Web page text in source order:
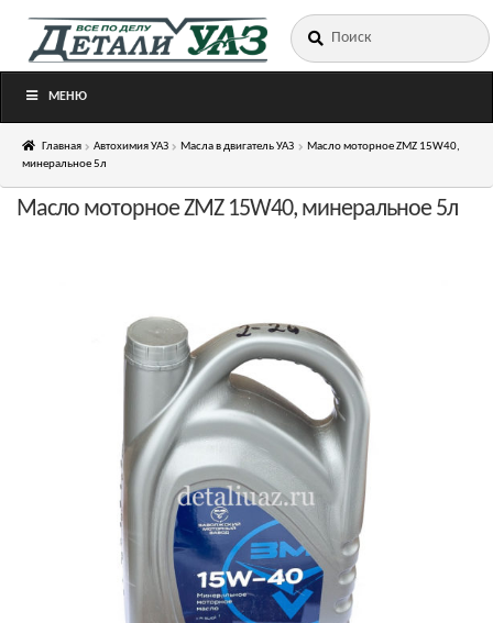
Перейти
Перейти
Искать:
МЕНЮ
Главная Автохимия УАЗ Масла в двигатель УАЗ
Масло моторное ZMZ 15W40,
минеральное 5л
Масло моторное ZMZ 15W40, минеральное 5л